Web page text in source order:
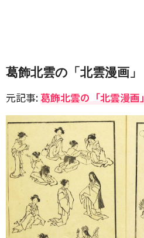
葛飾北雲の「北雲漫画」
元記事:葛飾北雲の「北雲漫画」